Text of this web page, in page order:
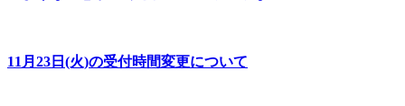
11月23日(火)の受付時間変更について